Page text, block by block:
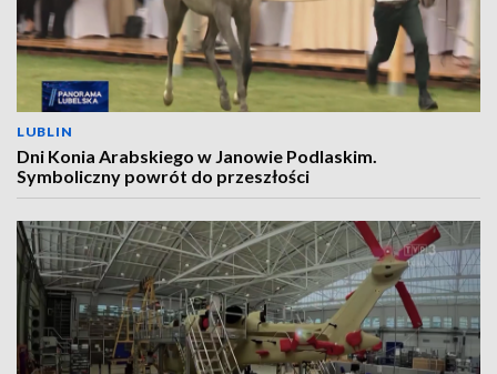
LUBLIN
Dni Konia Arabskiego w Janowie Podlaskim.
Symboliczny powrót do przeszłości